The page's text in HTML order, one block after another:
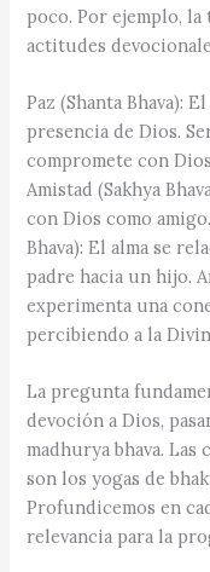
poco. Por ejemplo,
actitudes
Paz (Shanta Bhava):
presencia de Dios.
compromete con
Amistad (Sakhya
con Dios como
Bhava): El alma se
padre hacia un hijo.
experimenta una
percibiendo a la
La pregunta
devoción a Dios,
madhurya bhava.
son los yogas de
Profundicemos en
relevancia para la